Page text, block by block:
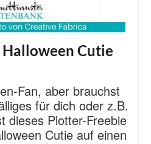
Cutie
Fan, aber brauchst
für dich oder z.B.
dieses Plotter-Freebie
Cutie auf einen